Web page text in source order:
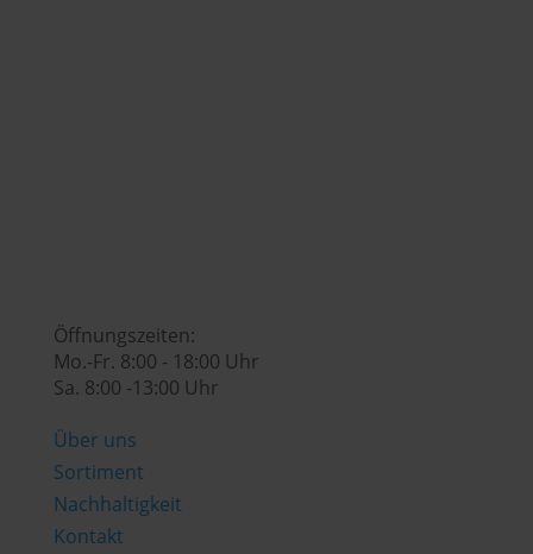
Öffnungszeiten:
Mo.-Fr. 8:00 - 18:00 Uhr
Sa. 8:00 -13:00 Uhr
Über uns
Sortiment
Nachhaltigkeit
Kontakt